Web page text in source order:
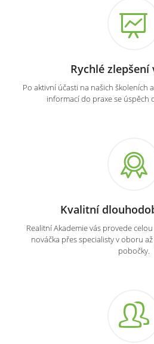
Rychlé zlepšení
Po aktivní účasti na našich školeních
informací do praxe se úspěch
Kvalitní
Realitní Akademie vás provede
nováčka přes specialisty v oboru
pobočky.